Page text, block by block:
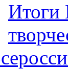
Итоги